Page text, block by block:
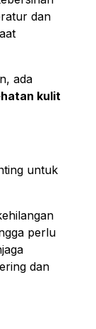
dan
ada
kulit
untuk
perlu
dan